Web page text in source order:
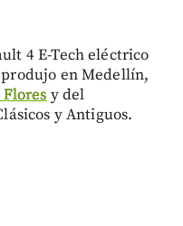
4 E-Tech eléctrico
en Medellín,
y del
y Antiguos.